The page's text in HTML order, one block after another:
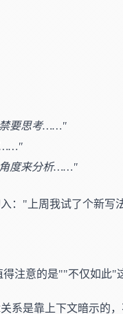
禁要思考……"
……"
角度来分析……"
："上周我试了个新写
注意的是""不仅如此"
系是靠上下文暗示的